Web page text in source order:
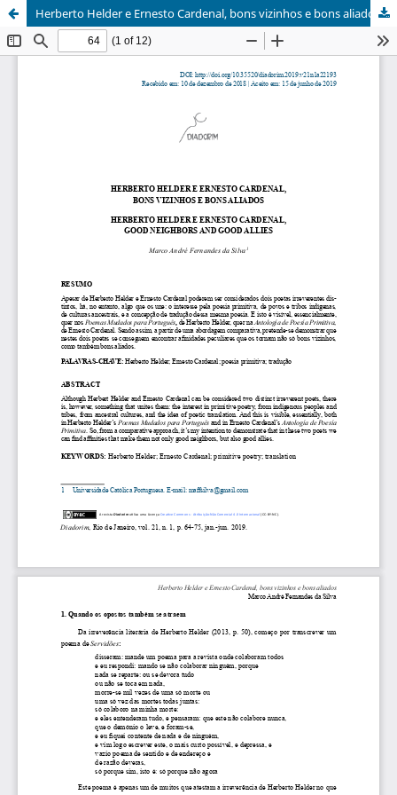
Herberto Helder e Ernesto Cardenal, bons vizinhos e bons aliados